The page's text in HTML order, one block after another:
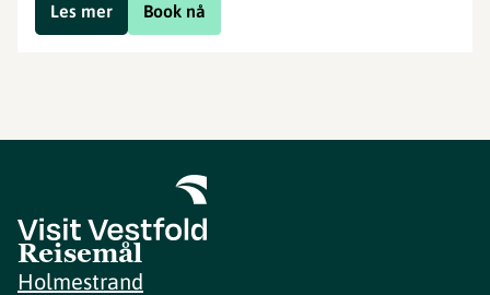
Book nå
Les mer
Reisemål
Holmestrand